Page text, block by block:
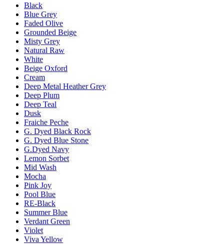
Black
Blue Grey
Faded Olive
Grounded Beige
Misty Grey
Natural Raw
White
Beige Oxford
Cream
Deep Metal Heather Grey
Deep Plum
Deep Teal
Dusk
Fraiche Peche
G. Dyed Black Rock
G. Dyed Blue Stone
G.Dyed Navy
Lemon Sorbet
Mid Wash
Mocha
Pink Joy
Pool Blue
RE-Black
Summer Blue
Verdant Green
Violet
Viva Yellow